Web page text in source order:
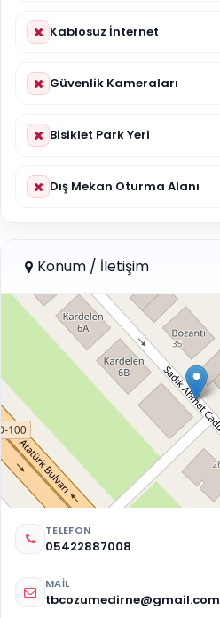
Kablosuz İnternet
Güvenlik Kameraları
Bisiklet Park Yeri
Dış Mekan Oturma Alanı
Konum / İletişim
TELEFON
05422887008
MAIL
tbcozumedirne@gmail.com